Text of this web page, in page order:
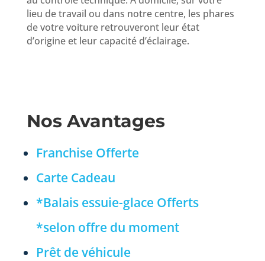
lieu de travail ou dans notre centre, les phares
de votre voiture retrouveront leur état
d’origine et leur capacité d’éclairage.
Nos Avantages
Franchise Offerte
Carte Cadeau
*Balais essuie-glace Offerts
*selon offre du moment
Prêt de véhicule